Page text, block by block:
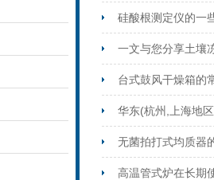
硅酸根测定仪的一
一文与您分享土壤
台式鼓风干燥箱的
华东(杭州,上海地
无菌拍打式均质器
高温管式炉在长期